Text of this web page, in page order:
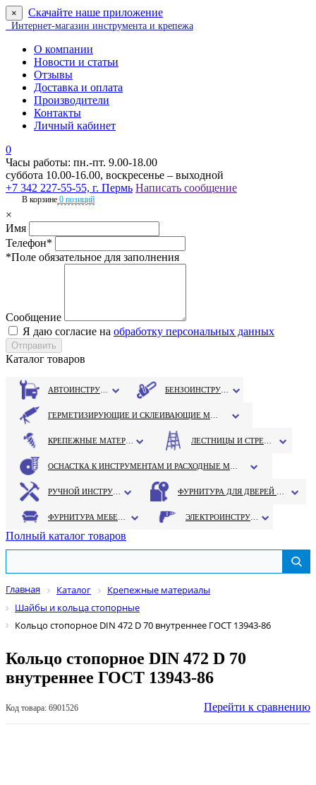
× Скачайте наше приложение
Интернет-магазин инструмента и крепежа
О компании
Новости и статьи
Отзывы
Доставка и оплата
Производители
Контакты
Личный кабинет
0
Часы работы: пн.-пт. 9.00-18.00
суббота 10.00-16.00, воскресенье – выходной
+7 342 227-55-55, г. Пермь Написать сообщение
В корзине 0 позиций
×
Имя
Телефон*
*Поле обязательное для заполнения
Сообщение
Я даю согласие на обработку персональных данных
Каталог товаров
Полный каталог товаров
Главная Каталог
Крепежные материалы
Шайбы и кольца стопорные
Кольцо стопорное DIN 472 D 70 внутреннее ГОСТ 13943-86
Кольцо стопорное DIN 472 D 70
внутреннее ГОСТ 13943-86
Код товара: 6901526 Перейти к сравнению